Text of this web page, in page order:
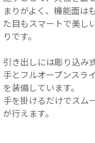
まりがよく、機能面は
た目もスマートで美し
りです。
引き出しには彫り込み
手とフルオープンスラ
を装備しています。
手を掛けるだけでスム
が行えます。